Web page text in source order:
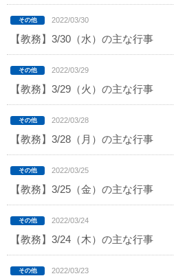
2022/03/30
【教務】3/30（水）の主な行事
2022/03/29
【教務】3/29（火）の主な行事
2022/03/28
【教務】3/28（月）の主な行事
2022/03/25
【教務】3/25（金）の主な行事
2022/03/24
【教務】3/24（木）の主な行事
2022/03/23